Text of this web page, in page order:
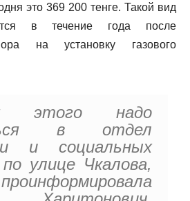
это 369 200 тенге. Такой вид
в течение года после
на установку газового
надо
в отдел
и социальных
улице Чкалова,